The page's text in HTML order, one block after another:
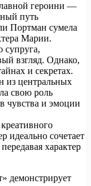
героини —
путь
Портман сумела
Марии.
супруга,
взгляд. Однако,
и секретах.
из центральных
свою роль
чувства и эмоции
идеально сочетает
характер
демонстрирует